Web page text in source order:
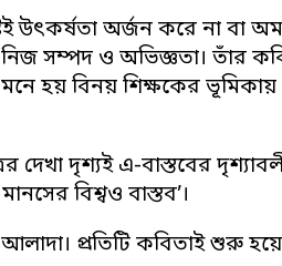
উৎকর্ষতা অর্জন করে না বা
সম্পদ ও অভিজ্ঞতা। তাঁর
হয় বিনয় শিক্ষকের ভূমিকায়
দেখা দৃশ্যই এ-বাস্তবের
বিশ্বও বাস্তব’।
প্রতিটি কবিতাই শুরু